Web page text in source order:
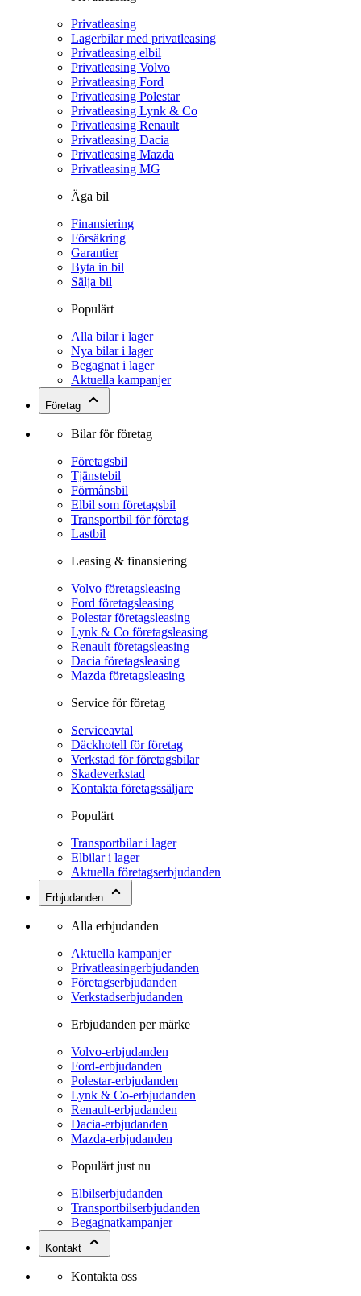
Privatleasing
Lagerbilar med privatleasing
Privatleasing elbil
Privatleasing Volvo
Privatleasing Ford
Privatleasing Polestar
Privatleasing Lynk & Co
Privatleasing Renault
Privatleasing Dacia
Privatleasing Mazda
Privatleasing MG
Äga bil
Finansiering
Försäkring
Garantier
Byta in bil
Sälja bil
Populärt
Alla bilar i lager
Nya bilar i lager
Begagnat i lager
Aktuella kampanjer
Företag
Bilar för företag
Företagsbil
Tjänstebil
Förmånsbil
Elbil som företagsbil
Transportbil för företag
Lastbil
Leasing & finansiering
Volvo företagsleasing
Ford företagsleasing
Polestar företagsleasing
Lynk & Co företagsleasing
Renault företagsleasing
Dacia företagsleasing
Mazda företagsleasing
Service för företag
Serviceavtal
Däckhotell för företag
Verkstad för företagsbilar
Skadeverkstad
Kontakta företagssäljare
Populärt
Transportbilar i lager
Elbilar i lager
Aktuella företagserbjudanden
Erbjudanden
Alla erbjudanden
Aktuella kampanjer
Privatleasingerbjudanden
Företagserbjudanden
Verkstadserbjudanden
Erbjudanden per märke
Volvo-erbjudanden
Ford-erbjudanden
Polestar-erbjudanden
Lynk & Co-erbjudanden
Renault-erbjudanden
Dacia-erbjudanden
Mazda-erbjudanden
Populärt just nu
Elbilserbjudanden
Transportbilserbjudanden
Begagnatkampanjer
Kontakt
Kontakta oss